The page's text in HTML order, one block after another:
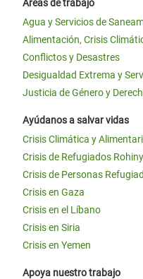
Áreas de trabajo
Agua y Servicios de
Alimentación, Crisis
Conflictos y Desastres
Desigualdad Extrema y
Justicia de Género y
Ayúdanos a salvar vidas
Crisis Climática y
Crisis de Refugiados
Crisis de Personas
Crisis en Gaza
Crisis en el Líbano
Crisis en Siria
Crisis en Yemen
Apoya nuestro trabajo